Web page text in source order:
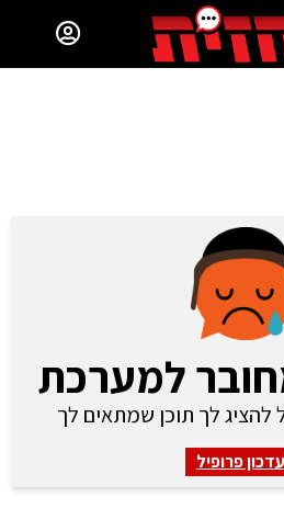
למערכת
להציג לך תוכן שמתאים לך
פרופיל